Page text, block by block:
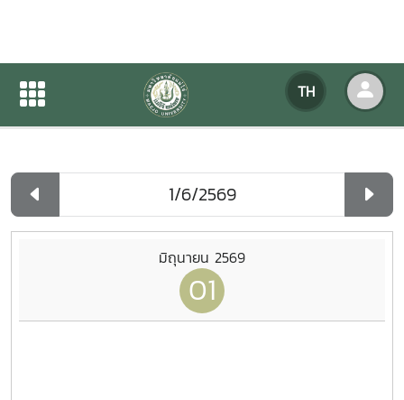
TH
ปฏิทินกิจกรรมของหน่วยงาน
ปฏิทินกิจกรรมของหน่วยงาน
มิถุนายน 2569
01